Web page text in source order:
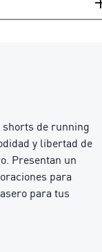
shorts de running
y libertad de
Presentan un
para
para tus